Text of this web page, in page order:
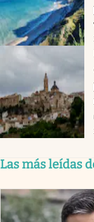
Las más leídas